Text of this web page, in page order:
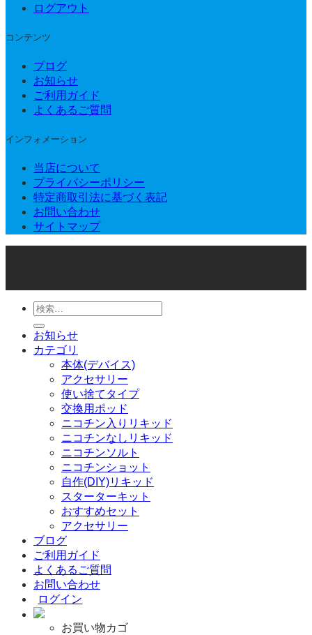
ログアウト
コンテンツ
ブログ
お知らせ
ご利用ガイド
よくあるご質問
インフォメーション
当店について
プライバシーポリシー
特定商取引法に基づく表記
お問い合わせ
サイトマップ
検
索
対
象:
お知らせ
カテゴリ
本体(デバイス)
アクセサリー
使い捨てタイプ
交換用ポッド
ニコチン入りリキッド
ニコチンなしリキッド
ニコチンソルト
ニコチンショット
自作(DIY)リキッド
スターターキット
おすすめセット
アクセサリー
ブログ
ご利用ガイド
よくあるご質問
お問い合わせ
ログイン
お買い物カゴ